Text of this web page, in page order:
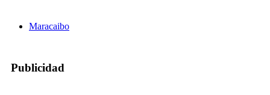
Maracaibo
Publicidad